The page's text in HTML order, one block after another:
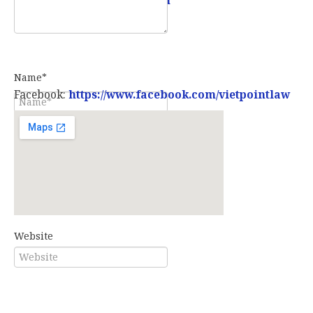
Name*
Website
Facebook:https://www.facebook.com/vietpointlaw